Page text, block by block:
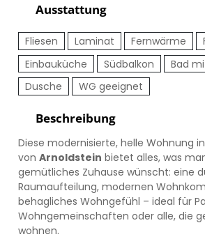
Beschreibung
Diese modernisierte, helle Wohnung
von Arnoldstein bietet alles, was
gemütliches Zuhause wünscht: eine
Raumaufteilung, modernen
behagliches Wohngefühl – ideal für
Wohngemeinschaften oder alle, die
wohnen.
Ausstattung
Fliesen Laminat Fernwärme
Einbauküche
Südbalkon
Bad
Dusche
WG geeignet